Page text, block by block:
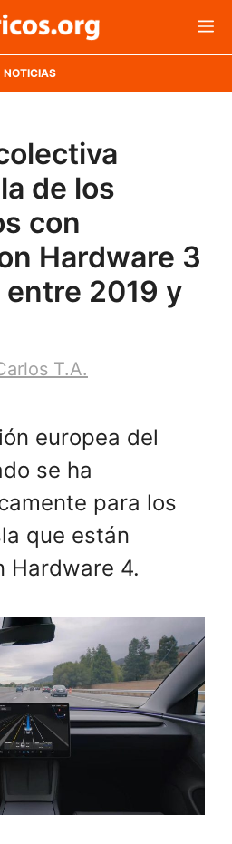
NOTICIAS
de los
con
Hardware 3
2019 y
T.A.
europea del
se ha
para los
que están
Hardware 4.